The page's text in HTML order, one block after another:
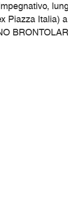
Piazza Italia)